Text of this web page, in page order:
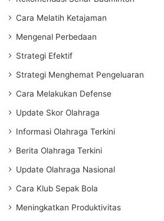
Cara Melatih Ketajaman
Mengenal Perbedaan
Strategi Efektif
Strategi Menghemat Pengeluaran
Cara Melakukan Defense
Update Skor Olahraga
Informasi Olahraga Terkini
Berita Olahraga Terkini
Update Olahraga Nasional
Cara Klub Sepak Bola
Meningkatkan Produktivitas